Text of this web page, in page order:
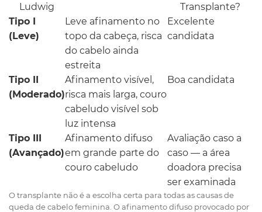
Ludwig
Transplante?
Tipo I
(Leve)
Leve afinamento no
topo da cabeça, risca
do cabelo ainda
estreita
Excelente
candidata
Tipo II
(Moderado)
Afinamento visível,
risca mais larga, couro
cabeludo visível sob
luz intensa
Boa candidata
Tipo III
(Avançado)
Afinamento difuso
em grande parte do
couro cabeludo
Avaliação caso a
caso — a área
doadora precisa
ser examinada
O transplante não é a escolha certa para todas as causas de
queda de cabelo feminina. O afinamento difuso provocado por